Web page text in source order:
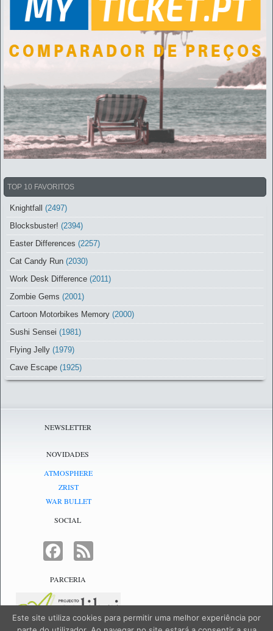
TOP 10 FAVORITOS
Knightfall (2497)
Blocksbuster! (2394)
Easter Differences (2257)
Cat Candy Run (2030)
Work Desk Difference (2011)
Zombie Gems (2001)
Cartoon Motorbikes Memory (2000)
Sushi Sensei (1981)
Flying Jelly (1979)
Cave Escape (1925)
NEWSLETTER
NOVIDADES
ATMOSPHERE
ZRIST
WAR BULLET
SOCIAL
FACEBOOK
PARCERIA
Este site utiliza cookies para permitir uma melhor experiência por